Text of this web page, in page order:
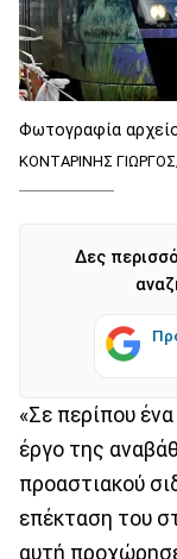
Φωτογραφία
ΚΟΝΤΑΡΙΝΗΣ ΓΙΩΡΓΟΣ/
Δες
«Σε περίπου
έργο της
προαστιακού
επέκταση του
αυτή